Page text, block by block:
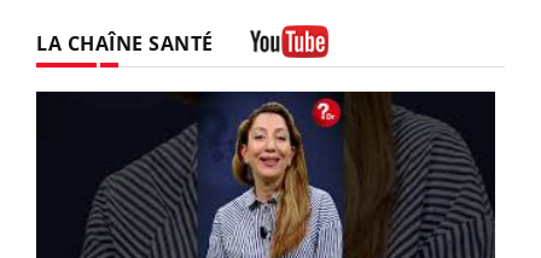
LA CHAÎNE SANTÉ